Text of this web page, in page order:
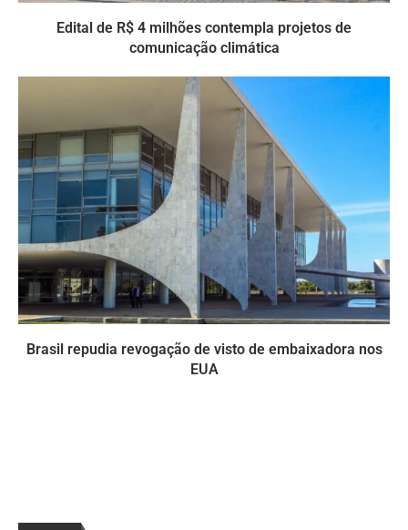
Edital de R$ 4 milhões contempla projetos de
comunicação climática
Brasil repudia revogação de visto de embaixadora nos
EUA